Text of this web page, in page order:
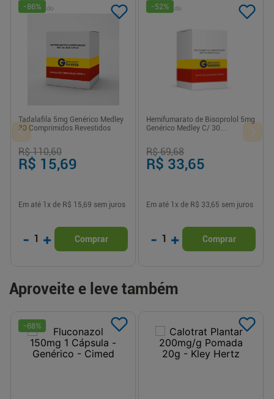
Patrocinado
-86%
Tadalafila 5mg Genérico Medley
30 Comprimidos Revestidos
R$ 110,60
R$ 15,69
Em até 1 x de R$ 15,69 sem juros
- 1 + Comprar
Patrocinado
-52%
Hemifumarato de Bisoprolol 5mg
Genérico Medley C/ 30
R$ 69,68
R$ 33,65
Em até 1 x de R$ 33,65 sem juros
- 1 + Comprar
Aproveite e leve também
-68%